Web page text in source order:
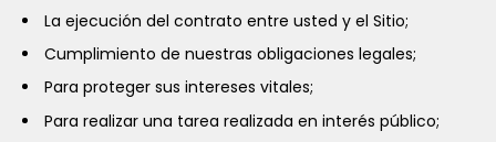
La ejecución del contrato entre usted y el Sitio;
Cumplimiento de nuestras obligaciones legales;
Para proteger sus intereses vitales;
Para realizar una tarea realizada en interés público;